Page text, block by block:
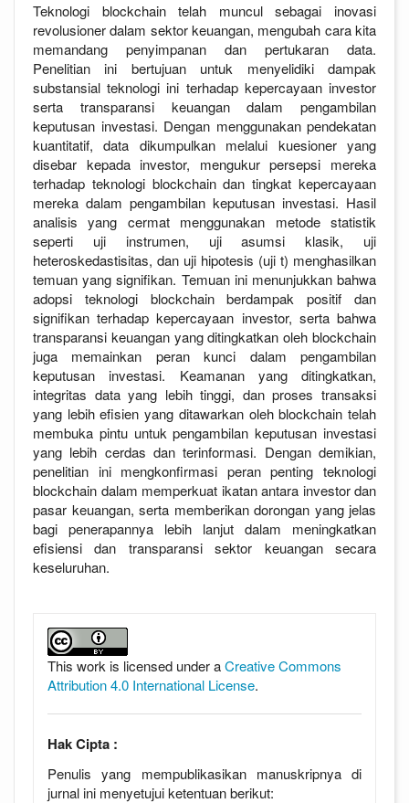
Teknologi blockchain telah muncul sebagai inovasi
revolusioner dalam sektor keuangan, mengubah cara kita
memandang penyimpanan dan pertukaran data.
Penelitian ini bertujuan untuk menyelidiki dampak
substansial teknologi ini terhadap kepercayaan investor
serta transparansi keuangan dalam pengambilan
keputusan investasi. Dengan menggunakan pendekatan
kuantitatif, data dikumpulkan melalui kuesioner yang
disebar kepada investor, mengukur persepsi mereka
terhadap teknologi blockchain dan tingkat kepercayaan
mereka dalam pengambilan keputusan investasi. Hasil
analisis yang cermat menggunakan metode statistik
seperti uji instrumen, uji asumsi klasik, uji
heteroskedastisitas, dan uji hipotesis (uji t) menghasilkan
temuan yang signifikan. Temuan ini menunjukkan bahwa
adopsi teknologi blockchain berdampak positif dan
signifikan terhadap kepercayaan investor, serta bahwa
transparansi keuangan yang ditingkatkan oleh blockchain
juga memainkan peran kunci dalam pengambilan
keputusan investasi. Keamanan yang ditingkatkan,
integritas data yang lebih tinggi, dan proses transaksi
yang lebih efisien yang ditawarkan oleh blockchain telah
membuka pintu untuk pengambilan keputusan investasi
yang lebih cerdas dan terinformasi. Dengan demikian,
penelitian ini mengkonfirmasi peran penting teknologi
blockchain dalam memperkuat ikatan antara investor dan
pasar keuangan, serta memberikan dorongan yang jelas
bagi penerapannya lebih lanjut dalam meningkatkan
efisiensi dan transparansi sektor keuangan secara
keseluruhan.
This work is licensed under aCreative Commons
Attribution 4.0 International License.
Hak Cipta :
Penulis yang mempublikasikan manuskripnya di
jurnal ini menyetujui ketentuan berikut: